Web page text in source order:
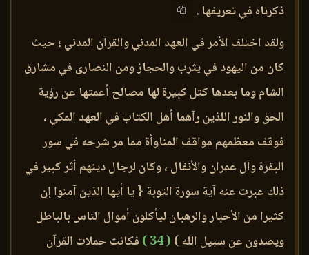
ذكرناه في تعريفها .
ولقد اختلف الأمر في العهد المدني والقرآن المدني ؛ حيث
كان من اليهود في يثرب والحجاز ومن النصارى في مشارق
الشام وما بعدها كتل كبيرة لها مصالح أعمتها عن رؤية
الحق والنور اللذين رآهما أهل الكتاب في العهد المكي ،
فوقف معظمهم مواقف المناوأة مما مر شرحه في سور
البقرة وآل عمران والأنفال ، وكان لرجال دينهم أثر كبير في
ذلك عبرت عنه آية سورة التوبة { يا أيها الذين آمنوا إن
كثيرا من الأحبار والرهبان ليأكلون أموال الناس بالباطل
ويصدون عن سبيل الله ) ( 34 )
فكانت حملات القرآن